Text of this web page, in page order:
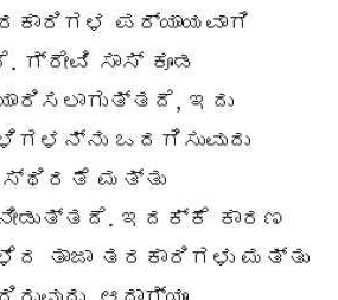
ಪರ್ಯಾಯವಾಗಿ
ಗ್ರೇವಿ ಸಾಸ್ ಕೂಡ
ಇದು
ಒದಗಿಸುವುದು
ಸ್ಥಿರತೆ ಮತ್ತು
ಇದಕ್ಕೆ ಕಾರಣ
ತಾಜಾ ತರಕಾರಿಗಳು ಮತ್ತು